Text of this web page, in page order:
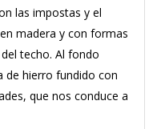
las impostas y el
madera y con formas
deltecho. Al fondo
de hierro fundido con
que nos conduce a